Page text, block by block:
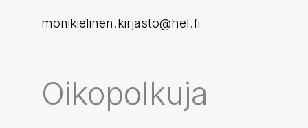
monikielinen.kirjasto@hel.fi
Oikopolkuja